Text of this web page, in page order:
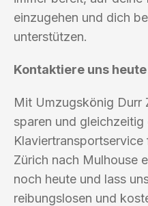
einzugehen und dich
unterstützen.
Kontaktiere uns heute
Mit Umzugskönig Durr
sparen und gleichzeitig
Zürich nach Mulhouse
noch heute und lass
reibungslosen und